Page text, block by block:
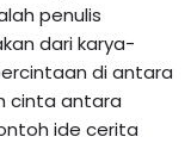
penulis
dari karya-
di antara
cinta antara
ide cerita